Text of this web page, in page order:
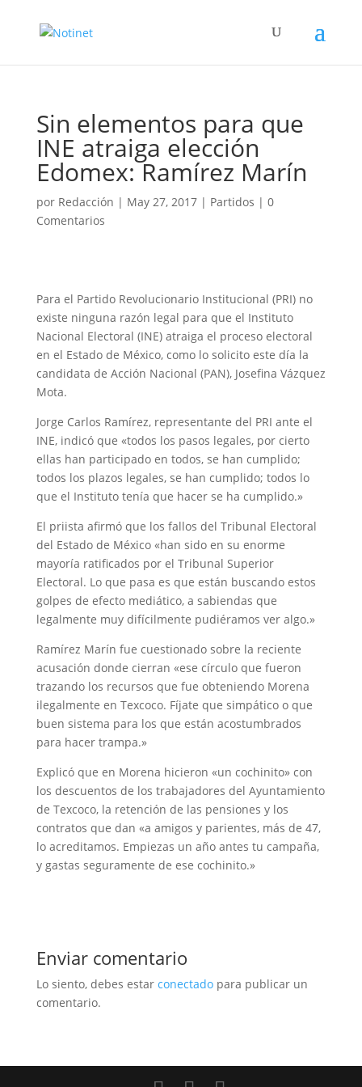
Sin elementos para que
INE atraiga elección
Edomex: Ramírez Marín
por Redacción | May 27, 2017| Partidos | 0
Comentarios
Para el Partido Revolucionario Institucional (PRI) no
existe ninguna razón legal para que el Instituto
Nacional Electoral (INE) atraiga el proceso electoral
en el Estado de México, como lo solicito este día la
candidata de Acción Nacional (PAN), Josefina Vázquez
Mota.
Jorge Carlos Ramírez, representante del PRI ante el
INE, indicó que «todos los pasos legales, por cierto
ellas han participado en todos, se han cumplido;
todos los plazos legales, se han cumplido; todos lo
que el Instituto tenía que hacer se ha cumplido.»
El priista afirmó que los fallos del Tribunal Electoral
del Estado de México «han sido en su enorme
mayoría ratificados por el Tribunal Superior
Electoral. Lo que pasa es que están buscando estos
golpes de efecto mediático, a sabiendas que
legalmente muy difícilmente pudiéramos ver algo.»
Ramírez Marín fue cuestionado sobre la reciente
acusación donde cierran «ese círculo que fueron
trazando los recursos que fue obteniendo Morena
ilegalmente en Texcoco. Fíjate que simpático o que
buen sistema para los que están acostumbrados
para hacer trampa.»
Explicó que en Morena hicieron «un cochinito» con
los descuentos de los trabajadores del Ayuntamiento
de Texcoco, la retención de las pensiones y los
contratos que dan «a amigos y parientes, más de 47,
lo acreditamos. Empiezas un año antes tu campaña,
y gastas seguramente de ese cochinito.»
Enviar comentario
Lo siento, debes estar conectadopara publicar un
comentario.